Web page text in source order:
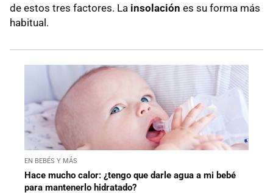
de estos tres factores. La insolación es su forma más
habitual.
EN BEBÉS Y MÁS
Hace mucho calor: ¿tengo que darle agua a mi bebé
para mantenerlo hidratado?